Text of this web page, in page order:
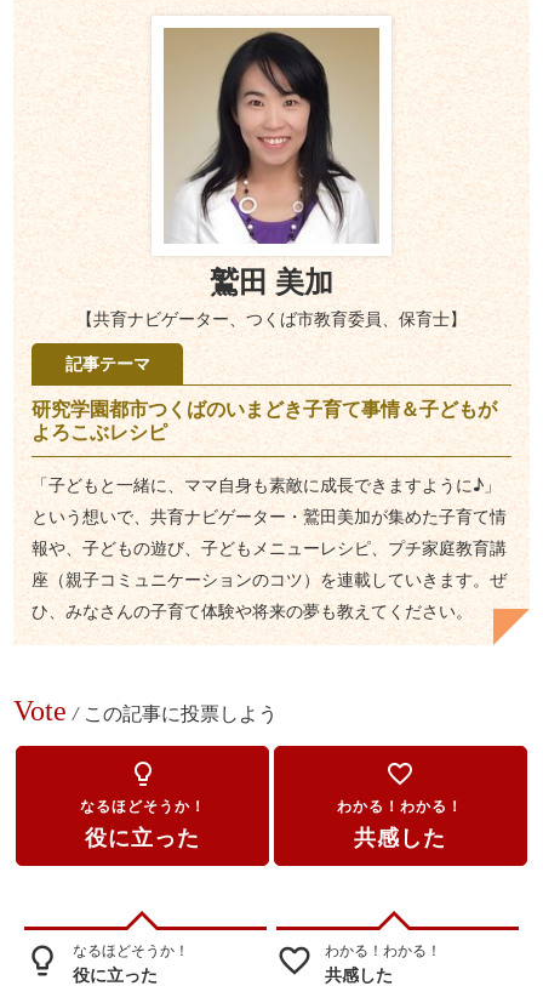
鷲田 美加
【共育ナビゲーター、つくば市教育委員、保育士】
記事テーマ
研究学園都市つくばのいまどき子育て事情＆子どもが
よろこぶレシピ
「子どもと一緒に、ママ自身も素敵に成長できますように♪」
という想いで、共育ナビゲーター・鷲田美加が集めた子育て情
報や、子どもの遊び、子どもメニューレシピ、プチ家庭教育講
座（親子コミュニケーションのコツ）を連載していきます。ぜ
ひ、みなさんの子育て体験や将来の夢も教えてください。
Vote / この記事に投票しよう
lightbulb_outline
なるほどそうか！
役に立った
favorite_border
わかる！わかる！
共感した
lightbulb_outline なるほどそうか！
役に立った favorite_border わかる！わかる！
共感した